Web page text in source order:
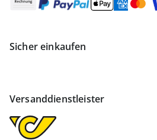
Sicher einkaufen
Versanddienstleister